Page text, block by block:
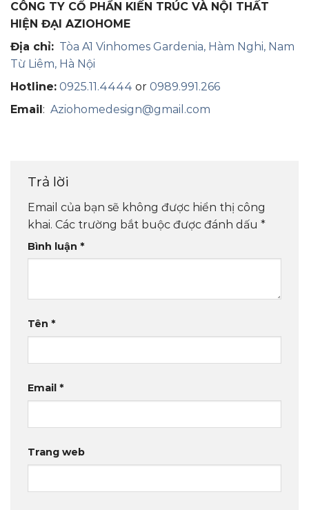
CÔNG TY CỔ PHẦN KIẾN TRÚC VÀ NỘI THẤT
HIỆN ĐẠI AZIOHOME
Địa chỉ: Tòa A1 Vinhomes Gardenia, Hàm Nghi, Nam
Từ Liêm, Hà Nội
Hotline: 0925.11.4444 or 0989.991.266
Email: Aziohomedesign@gmail.com
Trả lời
Email của bạn sẽ không được hiển thị công
khai. Các trường bắt buộc được đánh dấu *
Bình luận *
Tên *
Email *
Trang web